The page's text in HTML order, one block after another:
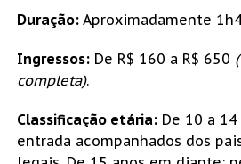
Duração: Aproximadamente
Ingressos:De R$ 160 a R$ 650
completa).
Classificação etária:De 10 a 14
entrada acompanhados dos